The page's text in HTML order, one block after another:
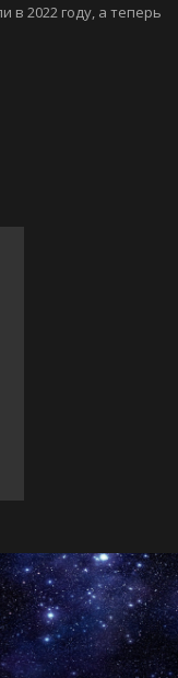
в 2022 году, а теперь